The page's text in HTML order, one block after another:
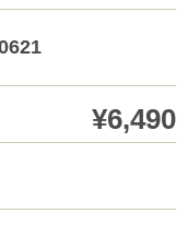
¥6,490